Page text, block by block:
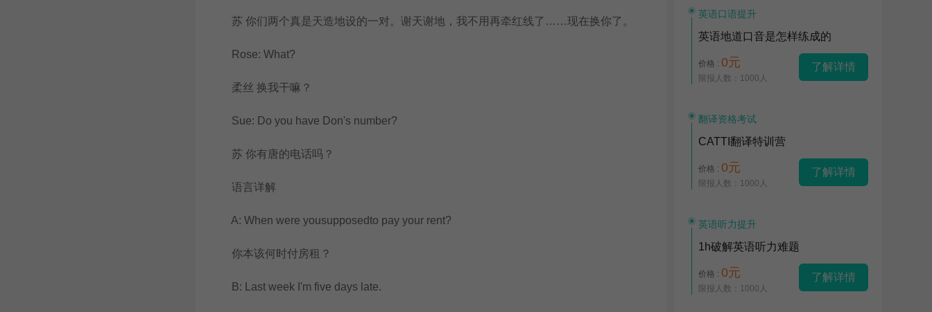
苏 你们两个真是天造地设的一对。谢天谢地，我不用再牵红线了……现在换你了。
Rose: What?
柔丝 换我干嘛？
Sue: Do you have Don's number?
苏 你有唐的电话吗？
语言详解
A: When were yousupposedto pay your rent?
你本该何时付房租？
B: Last week I'm five days late.
英语口语提升
英语地道口音是怎样练成的
价格 : 0元
限报人数：1000人
了解详情
翻译资格考试
CATTI翻译特训营
价格 : 0元
限报人数：1000人
了解详情
英语听力提升
1h破解英语听力难题
价格 : 0元
限报人数：1000人
了解详情